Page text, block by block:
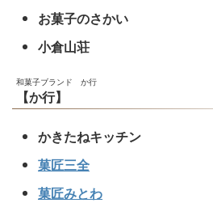
お菓子のさかい
小倉山荘
和菓子ブランド か行
【か行】
かきたねキッチン
菓匠三全
菓匠みとわ